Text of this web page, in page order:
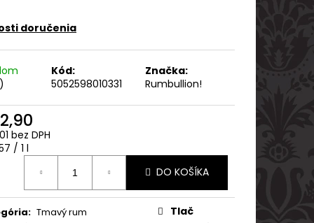
doručenia
Kód:
5052598010331
Značka:
Rumbullion!
bez DPH
/ 1 l
DO KOŠÍKA
: Tmavý rum
Tlač